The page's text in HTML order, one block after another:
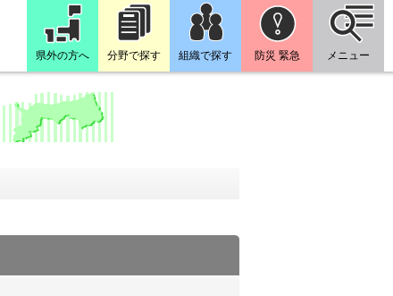
県外の方へ 分野で探す 組織で探す 防災 緊急 メニュー